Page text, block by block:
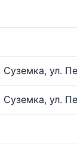
Суземка, ул.
Суземка, ул.